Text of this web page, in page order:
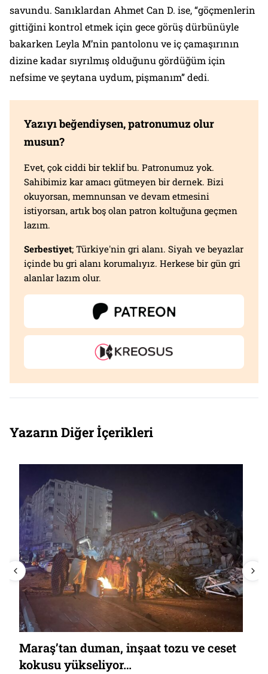
savundu. Sanıklardan Ahmet Can D. ise, “göçmenlerin
gittiğini kontrol etmek için gece görüş dürbünüyle
bakarken Leyla M’nin pantolonu ve iç çamaşırının
dizine kadar sıyrılmış olduğunu gördüğüm için
nefsime ve şeytana uydum, pişmanım” dedi.
Yazıyı beğendiysen, patronumuz olur
musun?
Evet, çok ciddi bir teklif bu. Patronumuz yok.
Sahibimiz kar amacı gütmeyen bir dernek. Bizi
okuyorsan, memnunsan ve devam etmesini
istiyorsan, artık boş olan patron koltuğuna geçmen
lazım.
Serbestiyet; Türkiye'nin gri alanı. Siyah ve beyazlar
içinde bu gri alanı korumalıyız. Herkese bir gün gri
alanlar lazım olur.
Yazarın Diğer İçerikleri
Maraş’tan duman, inşaat tozu ve ceset
kokusu yükseliyor…